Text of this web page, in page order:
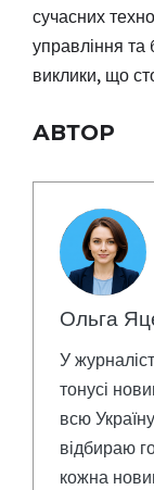
сучасних
управління та
виклики, що
АВТОР
Ольга
У
тонусі
всю
відбираю
кожна